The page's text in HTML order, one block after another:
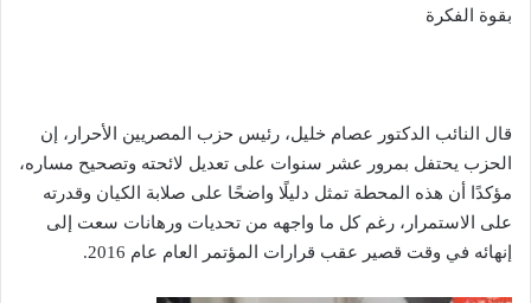
بقوة الفكرة
قال النائب الدكتور عصام خليل، رئيس حزب المصريين الأحرار، إن
الحزب يحتفل بمرور عشر سنوات على تعديل لائحته وتصحيح مساره،
مؤكدًا أن هذه المحطة تمثل دليلًا واضحًا على صلابة الكيان وقدرته
على الاستمرار، رغم كل ما واجهه من تحديات ورهانات سعت إلى
إنهائه في وقت قصير عقب قرارات المؤتمر العام عام 2016.